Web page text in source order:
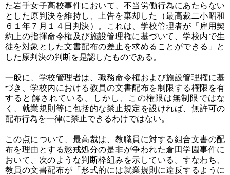
た岩手女子高校事件において、不当労働行為にあたらない
とした原判決を維持し、上告を棄却した（最高裁二小昭和
６１年７月１４日判決）。これは、学校管理者が「雇用契
約上の指揮命令権及び施設管理権に基づいて、学校内で生
徒を対象とした文書配布の差止を求めることができる」と
した原判決の判断を是認したものである。
一般に、学校管理者は、職務命令権および施設管理権に基
づき、学校内における教員の文書配布を制限する権限を有
すると解されている。しかし、この権限は無制限ではな
く、就業規則等に包括的な禁止規定を設ければ、無許可の
配布行為を一律に禁止できるわけではない。
この点について、最高裁は、教職員に対する組合文書の配
布を理由とする懲戒処分の是非が争われた倉田学園事件に
おいて、次のような判断枠組みを示している。すなわち、
教員の文書配布が「形式的には就業規則に違反するように